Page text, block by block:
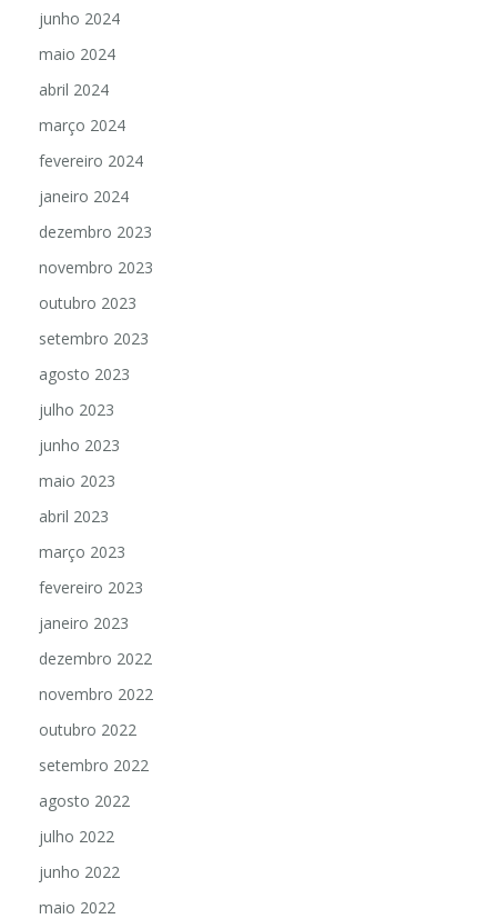
junho 2024
maio 2024
abril 2024
março 2024
fevereiro 2024
janeiro 2024
dezembro 2023
novembro 2023
outubro 2023
setembro 2023
agosto 2023
julho 2023
junho 2023
maio 2023
abril 2023
março 2023
fevereiro 2023
janeiro 2023
dezembro 2022
novembro 2022
outubro 2022
setembro 2022
agosto 2022
julho 2022
junho 2022
maio 2022